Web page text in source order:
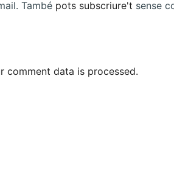
També pots subscriure't sense
comment data is processed.